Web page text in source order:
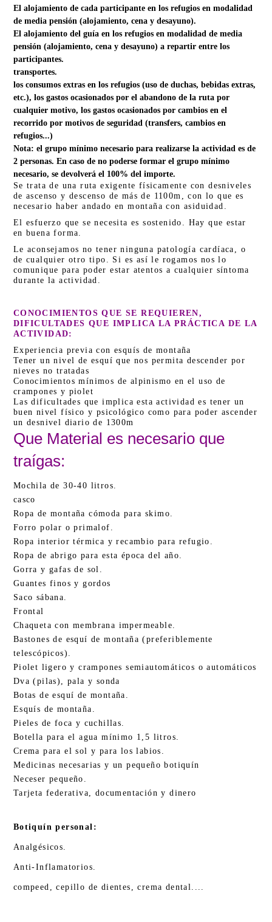
El alojamiento de cada participante en los refugios en modalidad
de media pensión (alojamiento, cena y desayuno).
El alojamiento del guía en los refugios en modalidad de media
pensión (alojamiento, cena y desayuno) a repartir entre los
participantes.
transportes.
los consumos extras en los refugios (uso de duchas, bebidas extras,
etc.), los gastos ocasionados por el abandono de la ruta por
cualquier motivo, los gastos ocasionados por cambios en el
recorrido por motivos de seguridad (transfers, cambios en
refugios...)
Nota: el grupo mínimo necesario para realizarse la actividad es de
2 personas. En caso de no poderse formar el grupo mínimo
necesario, se devolverá el 100% del importe.
Se trata de una ruta exigente físicamente con desniveles
de ascenso y descenso de más de 1100m, con lo que es
necesario haber andado en montaña con asiduidad.
El esfuerzo que se necesita es sostenido. Hay que estar
en buena forma.
Le aconsejamos no tener ninguna patología cardíaca, o
de cualquier otro tipo. Si es así le rogamos nos lo
comunique para poder estar atentos a cualquier síntoma
durante la actividad.
CONOCIMIENTOS QUE SE REQUIEREN,
DIFICULTADESQUE IMPLICA LA PRÁCTICA DE LA
ACTIVIDAD:
Experiencia previa con esquís de montaña
Tener un nivel de esquí que nos permita descender por
nieves no tratadas
Conocimientos mínimos de alpinismo en el uso de
crampones y piolet
Las dificultades que implica esta actividad es tener un
buen nivel físico y psicológico como para poder ascender
un desnivel diario de 1300m
Que Material es necesario que
traígas:
Mochila de 30-40 litros.
casco
Ropa de montaña cómoda para skimo.
Forro polar o primalof.
Ropa interior térmica y recambio para refugio.
Ropa de abrigo para esta época del año.
Gorra y gafas de sol.
Guantes finos y gordos
Saco sábana.
Frontal
Chaqueta con membrana impermeable.
Bastones de esquí de montaña (preferiblemente
telescópicos).
Piolet ligero y crampones semiautomáticos o automáticos
Dva (pilas), pala y sonda
Botas de esquí de montaña.
Esquís de montaña.
Pieles de foca y cuchillas.
Botella para el agua mínimo 1,5 litros.
Crema para el sol y para los labios.
Medicinas necesarias y un pequeño botiquín
Neceser pequeño.
Tarjeta federativa, documentación y dinero
Botiquín personal:
Analgésicos.
Anti-Inflamatorios.
compeed, cepillo de dientes, crema dental....